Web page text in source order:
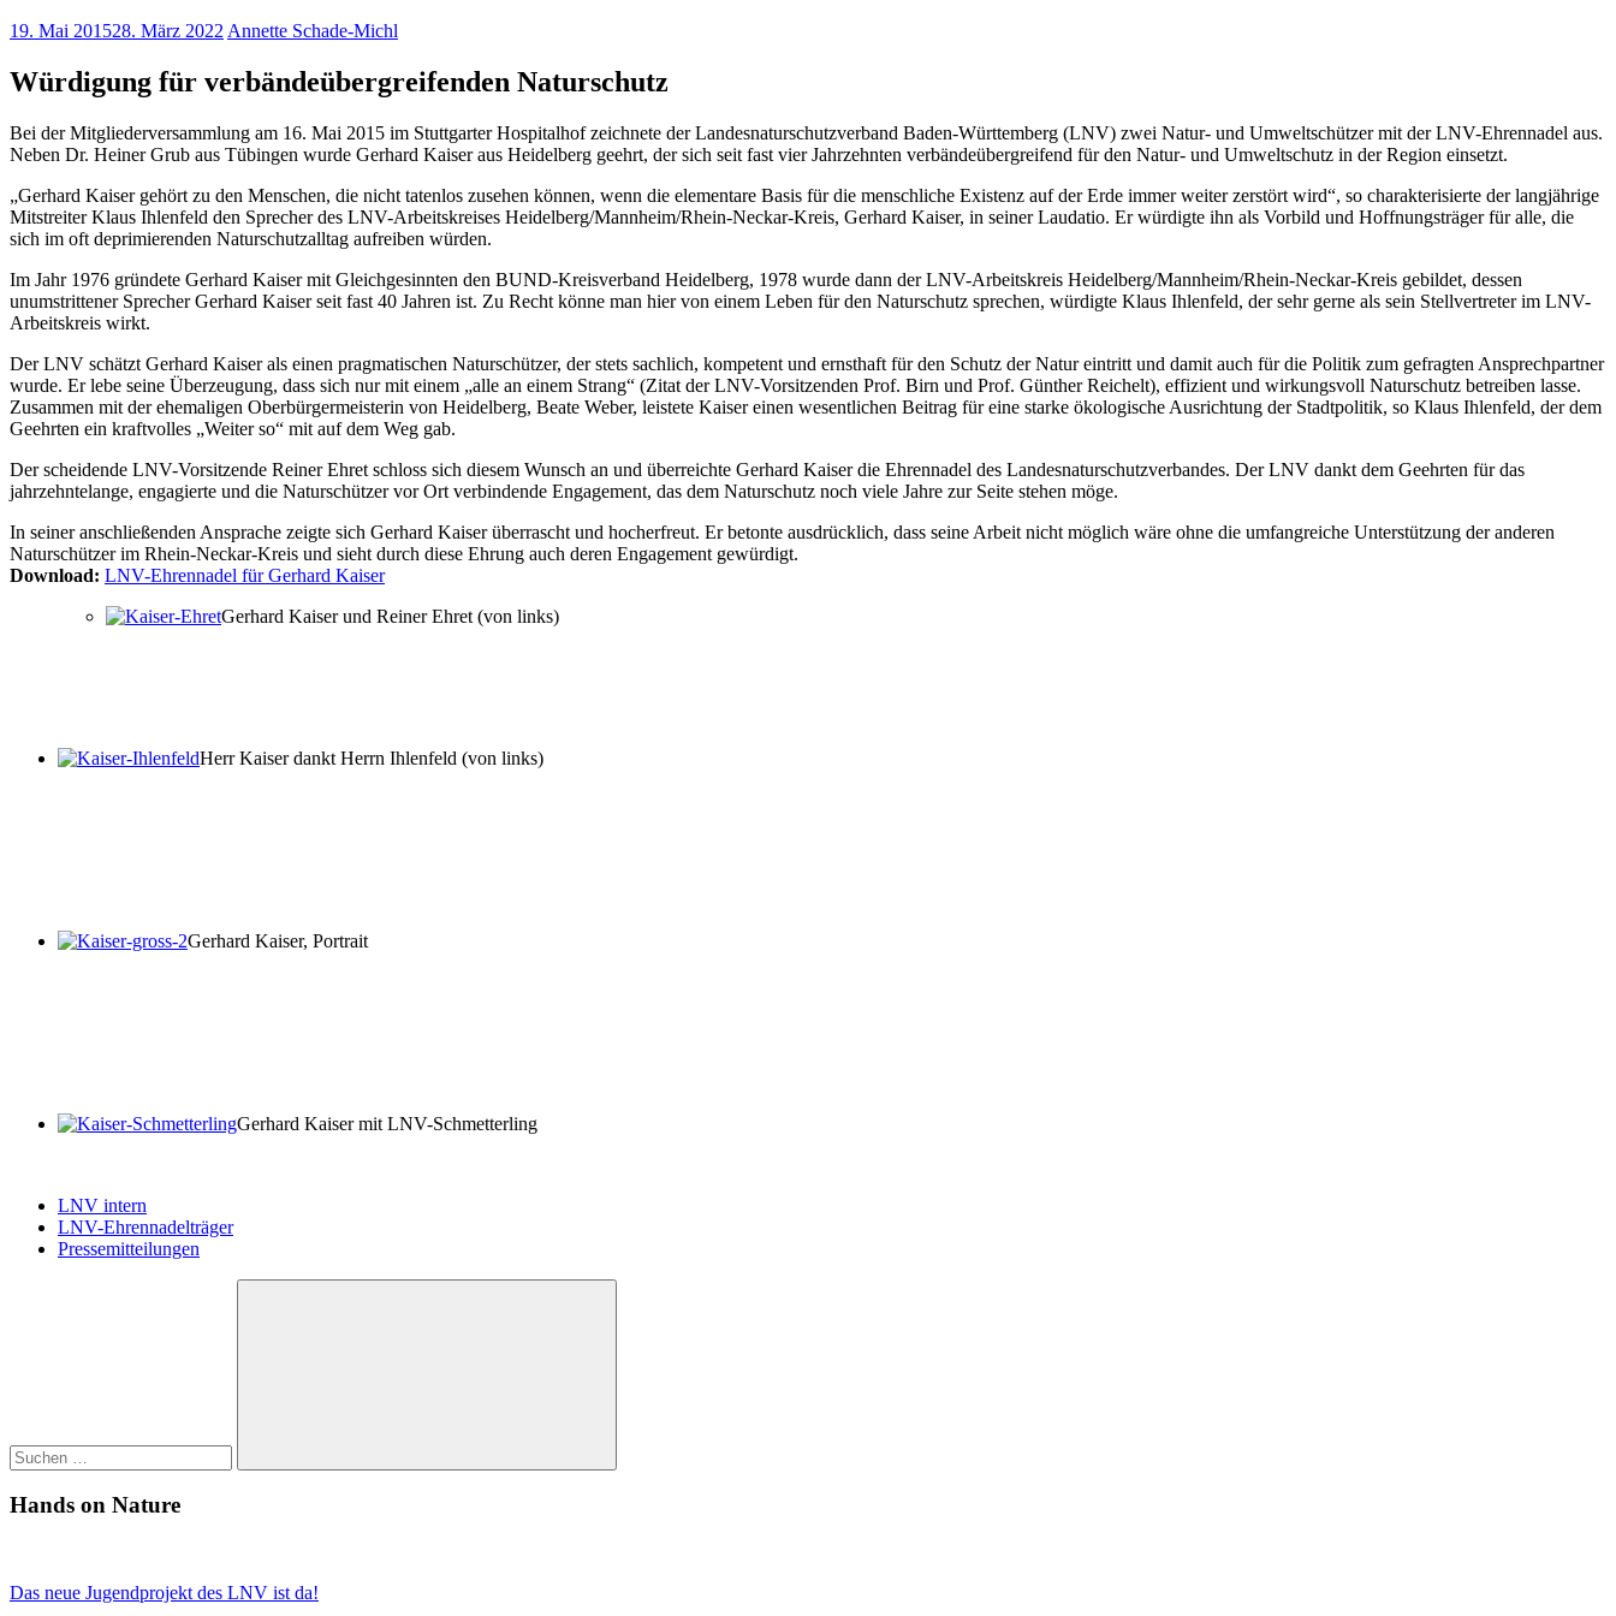
19. Mai 201528. März 2022 Annette Schade-Michl
Würdigung für verbändeübergreifenden Naturschutz
Bei der Mitgliederversammlung am 16. Mai 2015 im Stuttgarter Hospitalhof zeichnete der Landesnaturschutzverband Baden-Württemberg (LNV) zwei Natur- und Umweltschützer mit der LNV-Ehrennadel aus.
Neben Dr. Heiner Grub aus Tübingen wurde Gerhard Kaiser aus Heidelberg geehrt, der sich seit fast vier Jahrzehnten verbändeübergreifend für den Natur- und Umweltschutz in der Region einsetzt.
„Gerhard Kaiser gehört zu den Menschen, die nicht tatenlos zusehen können, wenn die elementare Basis für die menschliche Existenz auf der Erde immer weiter zerstört wird“, so charakterisierte der langjährige
Mitstreiter Klaus Ihlenfeld den Sprecher des LNV-Arbeitskreises Heidelberg/Mannheim/Rhein-Neckar-Kreis, Gerhard Kaiser, in seiner Laudatio. Er würdigte ihn als Vorbild und Hoffnungsträger für alle, die
sich im oft deprimierenden Naturschutzalltag aufreiben würden.
Im Jahr 1976 gründete Gerhard Kaiser mit Gleichgesinnten den BUND-Kreisverband Heidelberg, 1978 wurde dann der LNV-Arbeitskreis Heidelberg/Mannheim/Rhein-Neckar-Kreis gebildet, dessen
unumstrittener Sprecher Gerhard Kaiser seit fast 40 Jahren ist. Zu Recht könne man hier von einem Leben für den Naturschutz sprechen, würdigte Klaus Ihlenfeld, der sehr gerne als sein Stellvertreter im LNV-
Arbeitskreis wirkt.
Der LNV schätzt Gerhard Kaiser als einen pragmatischen Naturschützer, der stets sachlich, kompetent und ernsthaft für den Schutz der Natur eintritt und damit auch für die Politik zum gefragten Ansprechpartner
wurde. Er lebe seine Überzeugung, dass sich nur mit einem „alle an einem Strang“ (Zitat der LNV-Vorsitzenden Prof. Birn und Prof. Günther Reichelt), effizient und wirkungsvoll Naturschutz betreiben lasse.
Zusammen mit der ehemaligen Oberbürgermeisterin von Heidelberg, Beate Weber, leistete Kaiser einen wesentlichen Beitrag für eine starke ökologische Ausrichtung der Stadtpolitik, so Klaus Ihlenfeld, der dem
Geehrten ein kraftvolles „Weiter so“ mit auf dem Weg gab.
Der scheidende LNV-Vorsitzende Reiner Ehret schloss sich diesem Wunsch an und überreichte Gerhard Kaiser die Ehrennadel des Landesnaturschutzverbandes. Der LNV dankt dem Geehrten für das
jahrzehntelange, engagierte und die Naturschützer vor Ort verbindende Engagement, das dem Naturschutz noch viele Jahre zur Seite stehen möge.
In seiner anschließenden Ansprache zeigte sich Gerhard Kaiser überrascht und hocherfreut. Er betonte ausdrücklich, dass seine Arbeit nicht möglich wäre ohne die umfangreiche Unterstützung der anderen
Naturschützer im Rhein-Neckar-Kreis und sieht durch diese Ehrung auch deren Engagement gewürdigt.
Download: LNV-Ehrennadel für Gerhard Kaiser
Gerhard Kaiser und Reiner Ehret (von links)
Herr Kaiser dankt Herrn Ihlenfeld (von links)
Gerhard Kaiser, Portrait
Gerhard Kaiser mit LNV-Schmetterling
LNV intern
LNV-Ehrennadelträger
Pressemitteilungen
Suchen
Hands on Nature
Das neue Jugendprojekt des LNV ist da!